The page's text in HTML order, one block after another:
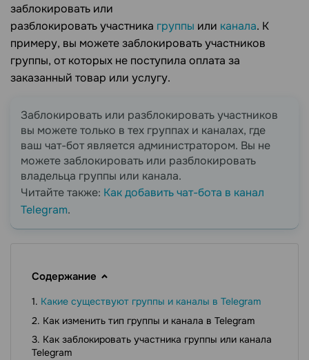
заблокировать или
разблокировать участника группы или канала. К
примеру, вы можете заблокировать участников
группы, от которых не поступила оплата за
заказанный товар или услугу.
Заблокировать или разблокировать участников
вы можете только в тех группах и каналах, где
ваш чат-бот является администратором. Вы не
можете заблокировать или разблокировать
владельца группы или канала.
Читайте также: Как добавить чат-бота в канал
Telegram.
Содержание
Какие существуют группы и каналы в Telegram
Как изменить тип группы и канала в Telegram
Как заблокировать участника группы или канала
Telegram